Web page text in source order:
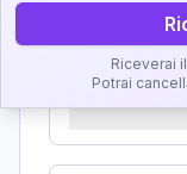
Karma
Riceverai
Potrai